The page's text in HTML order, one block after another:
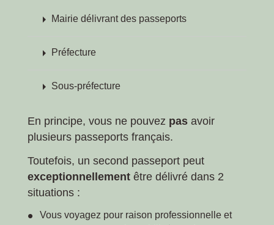
arrow_right Mairie délivrant des passeports
arrow_right Préfecture
arrow_right Sous-préfecture
En principe, vous ne pouvez pas avoir
plusieurs passeports français.
Toutefois, un second passeport peut
exceptionnellement être délivré dans 2
situations :
Vous voyagez pour raison professionnelle et